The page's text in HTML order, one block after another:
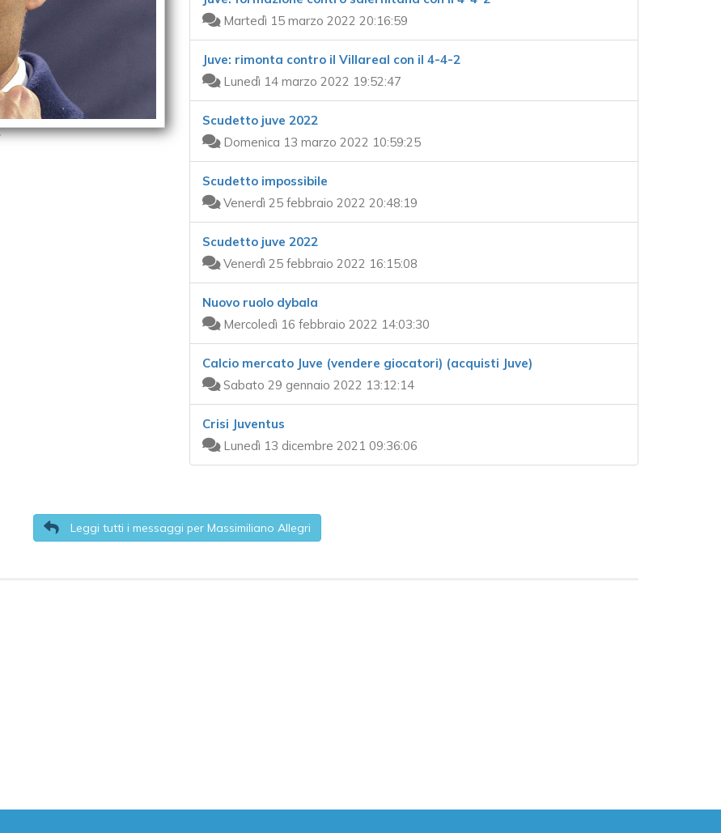
Martedì 15 marzo 2022 20:16:59
Juve: rimonta contro il Villareal con il 4-4-2
Lunedì 14 marzo 2022 19:52:47
Scudetto juve 2022
Domenica 13 marzo 2022 10:59:25
Scudetto impossibile
Venerdì 25 febbraio 2022 20:48:19
Scudetto juve 2022
Venerdì 25 febbraio 2022 16:15:08
Nuovo ruolo dybala
Mercoledì 16 febbraio 2022 14:03:30
Calcio mercato Juve (vendere giocatori) (acquisti Juve)
Sabato 29 gennaio 2022 13:12:14
Crisi Juventus
Lunedì 13 dicembre 2021 09:36:06
Leggi tutti i messaggi per Massimiliano Allegri